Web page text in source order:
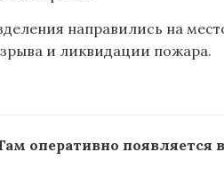
направились на
и ликвидации пожара.
оперативно появляется